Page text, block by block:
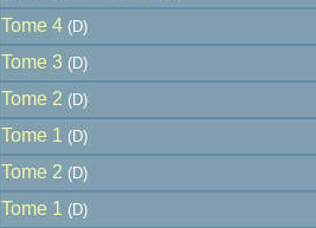
Tome 4 (D)
Tome 3 (D)
Tome 2 (D)
Tome 1
(D)
Tome 2 (D)
Tome 1
(D)